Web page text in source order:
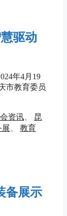
驱动
年4月19
市教育委员
资讯
昆
展
教育
备展示